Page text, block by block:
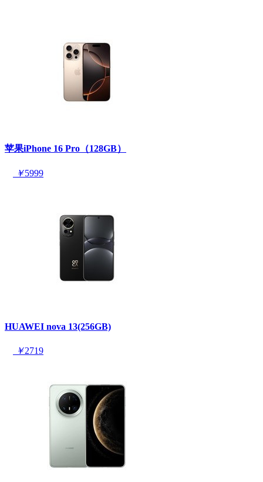
苹果iPhone 16 Pro（128GB）
￥5999
HUAWEI nova 13(256GB)
￥2719